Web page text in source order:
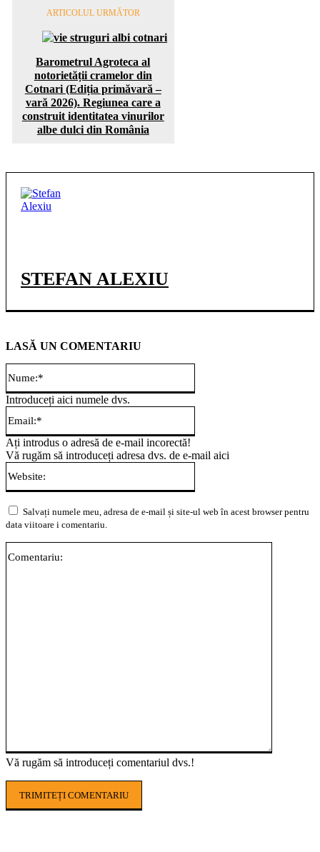
ARTICOLUL URMĂTOR
Barometrul Agroteca al
notorietății cramelor din
Cotnari (Ediția primăvară –
vară 2026). Regiunea care a
construit identitatea vinurilor
albe dulci din România
STEFAN ALEXIU
LASĂ UN COMENTARIU
Vă rugăm să introduceți comentariul dvs.!
Introduceți aici numele dvs.
Ați introdus o adresă de e-mail incorectă!
Vă rugăm să introduceți adresa dvs. de e-mail aici
Salvați numele meu, adresa de e-mail și site-ul web în acest browser pentru
data viitoare i comentariu.